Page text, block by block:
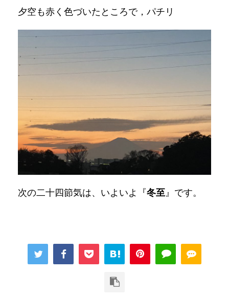
夕空も赤く色づいたところで，パチリ
次の二十四節気は、いよいよ『冬至 』です。